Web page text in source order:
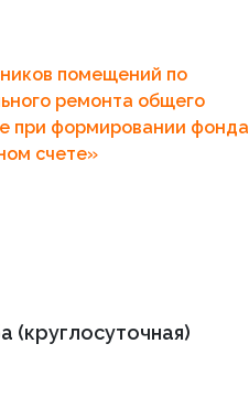
помещений по
ремонта общего
при формировании фонда
счете»
(круглосуточная)